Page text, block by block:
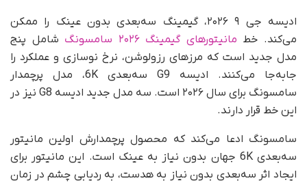
ادیسه جی ۹ ۲۰۲۶، گیمینگ سه‌بعدی بدون عینک را ممکن
می‌کند. خط مانیتورهای گیمینگ ۲۰۲۶ سامسونگ
شامل پنج
مدل جدید است که مرزهای رزولوشن، نرخ نوسازی و عملکرد را
جابه‌جا می‌کنند. ادیسه G9 سه‌بعدی 6K، مدل پرچمدار
سامسونگ برای سال ۲۰۲۶ است. سه مدل جدید ادیسه G8 نیز در
این خط قرار دارند.
سامسونگ ادعا می‌کند که محصول پرچمدارش اولین مانیتور
سه‌بعدی 6K جهان بدون نیاز به عینک است. این مانیتور برای
ایجاد اثر سه‌بعدی بدون نیاز به هدست، به ردیابی چشم در زمان